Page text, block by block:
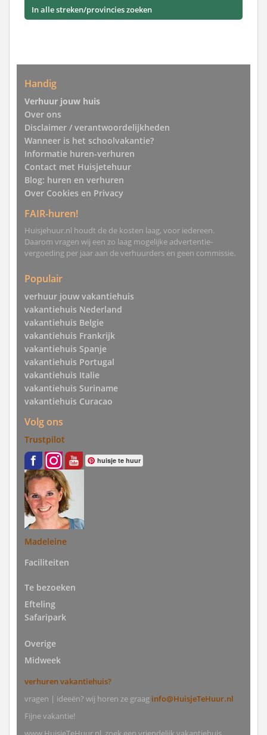
In alle streken/provincies zoeken
Handig
Verhuur jouw huis
Over ons
Disclaimer / verantwoordelijkheden
Wanneer is het schoolvakantie?
Informatie huren-verhuren
Contact met Huisjetehuur
Blog: huren en verhuren
Over Cookies en Privacy
FAIR-huren!
Huisjehuur.nl houdt de de kosten laag, voor iedereen.
Daarom vragen wij een zo laag mogelijke advertentie-
vergoeding per jaar aan de verhuurders en geen commissie.
Populair
verhuur jouw vakantiehuis
vakantiehuis Nederland
vakantiehuis Belgie
vakantiehuis Frankrijk
vakantiehuis Spanje
vakantiehuis Portugal
vakantiehuis Italie
vakantiehuis Suriname
vakantiehuis Curacao
Volg ons
Trustpilot
huisje te huur
Madeleine
Faciliteiten
Te bezoeken
Efteling
Safaripark
Overige
Midweek
verhuren vakantiehuis?
vragen | ideeën? wij horen ze graag info@HuisjeTeHuur.nl
Fijne vakantie!